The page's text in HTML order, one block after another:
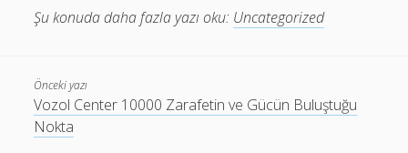
Şu konuda daha fazla yazı oku: Uncategorized
Önceki yazı
Vozol Center 10000 Zarafetin ve Gücün Buluştuğu
Nokta